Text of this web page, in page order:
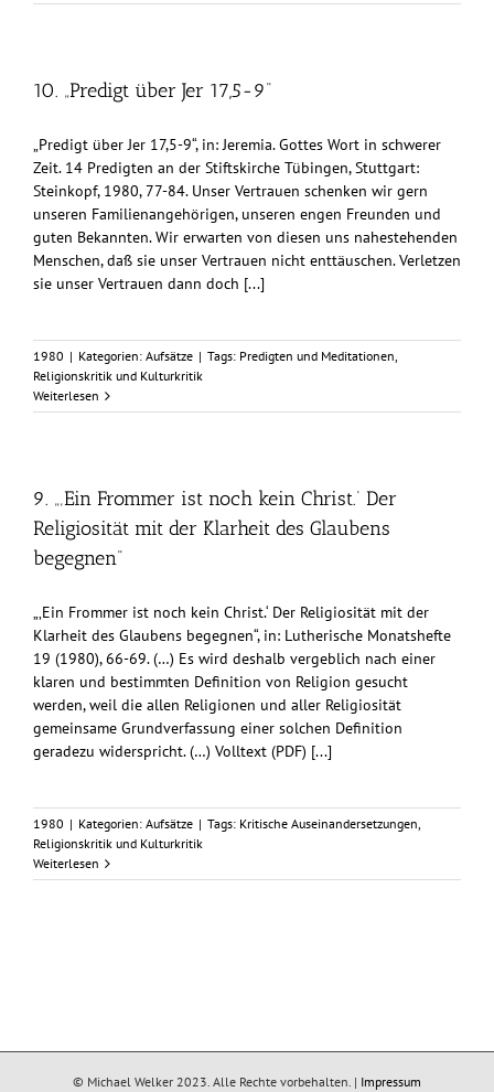
10. „Predigt über Jer 17,5-9“
„Predigt über Jer 17,5-9“, in: Jeremia. Gottes Wort in schwerer
Zeit. 14 Predigten an der Stiftskirche Tübingen, Stuttgart:
Steinkopf, 1980, 77-84. Unser Vertrauen schenken wir gern
unseren Familienangehörigen, unseren engen Freunden und
guten Bekannten. Wir erwarten von diesen uns nahestehenden
Menschen, daß sie unser Vertrauen nicht enttäuschen. Verletzen
sie unser Vertrauen dann doch [...]
1980 | Kategorien: Aufsätze | Tags: Predigten und Meditationen,
Religionskritik und Kulturkritik
Weiterlesen
9. „‚Ein Frommer ist noch kein Christ.‘ Der
Religiosität mit der Klarheit des Glaubens
begegnen“
„‚Ein Frommer ist noch kein Christ.‘ Der Religiosität mit der
Klarheit des Glaubens begegnen“, in: Lutherische Monatshefte
19 (1980), 66-69. (…) Es wird deshalb vergeblich nach einer
klaren und bestimmten Definition von Religion gesucht
werden, weil die allen Religionen und aller Religiosität
gemeinsame Grundverfassung einer solchen Definition
geradezu widerspricht. (…) Volltext (PDF) [...]
1980 | Kategorien: Aufsätze | Tags: Kritische Auseinandersetzungen,
Religionskritik und Kulturkritik
Weiterlesen
© Michael Welker 2023. Alle Rechte vorbehalten. | Impressum